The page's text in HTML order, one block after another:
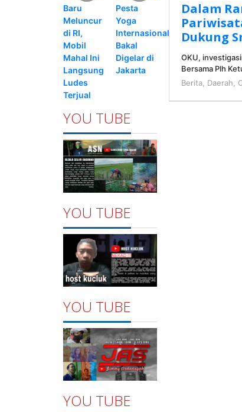
Baru
Meluncur
di RI,
Mobil
Mahal Ini
Langsung
Ludes
Terjual
Pesta
Yoga
Internasional
Bakal
Digelar di
Jakarta
YOU TUBE
YOU TUBE
YOU TUBE
YOU TUBE
Dalam
Dukung
OKU,
Bersama Plh
Berita, Daerah,